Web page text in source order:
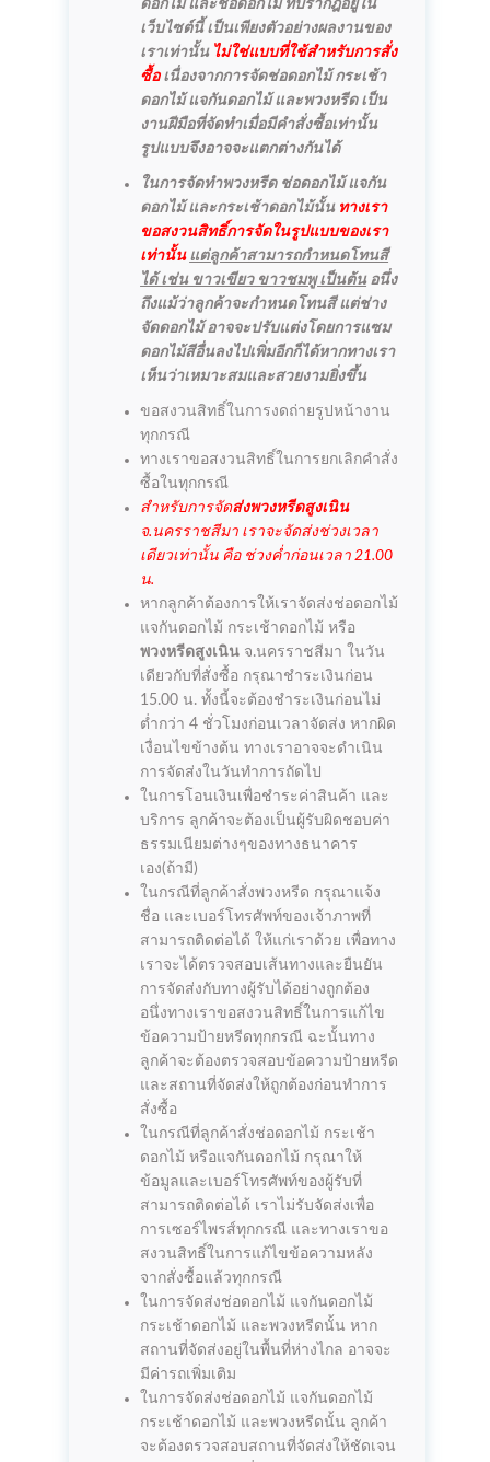
ดอกไม้ และช่อดอกไม้ ที่ปรากฎอยู่ใน
เว็บไซต์นี้ เป็นเพียงตัวอย่างผลงานของ
เราเท่านั้น ไม่ใช่แบบที่ใช้สำหรับการสั่ง
ซื้อเนื่องจากการจัดช่อดอกไม้ กระเช้า
ดอกไม้ แจกันดอกไม้ และพวงหรีด เป็น
งานฝีมือที่จัดทำเมื่อมีคำสั่งซื้อเท่านั้น
รูปแบบจึงอาจจะแตกต่างกันได้
ในการจัดทำพวงหรีด ช่อดอกไม้ แจกัน
ดอกไม้ และกระเช้าดอกไม้นั้น ทางเรา
ขอสงวนสิทธิ์การจัดในรูปแบบของเรา
เท่านั้น แต่ลูกค้าสามารถกำหนดโทนสี
ได้ เช่น ขาวเขียว ขาวชมพู เป็นต้นอนึ่ง
ถึงแม้ว่าลูกค้าจะกำหนดโทนสี แต่ช่าง
จัดดอกไม้ อาจจะปรับแต่งโดยการแซม
ดอกไม้สีอื่นลงไปเพิ่มอีกก็ได้หากทางเรา
เห็นว่าเหมาะสมและสวยงามยิ่งขึ้น
ขอสงวนสิทธิ์ในการงดถ่ายรูปหน้างาน
ทุกกรณี
ทางเราขอสงวนสิทธิ์ในการยกเลิกคำสั่ง
ซื้อในทุกกรณี
สำหรับการจัดส่งพวงหรีดสูงเนิน
จ.นครราชสีมา เราจะจัดส่งช่วงเวลา
เดียวเท่านั้น คือ ช่วงค่ำก่อนเวลา 21.00
น.
หากลูกค้าต้องการให้เราจัดส่งช่อดอกไม้
แจกันดอกไม้ กระเช้าดอกไม้ หรือ
พวงหรีดสูงเนิน จ.นครราชสีมา ในวัน
เดียวกับที่สั่งซื้อ กรุณาชำระเงินก่อน
15.00 น. ทั้งนี้จะต้องชำระเงินก่อนไม่
ต่ำกว่า 4 ชั่วโมงก่อนเวลาจัดส่ง หากผิด
เงื่อนไขข้างต้น ทางเราอาจจะดำเนิน
การจัดส่งในวันทำการถัดไป
ในการโอนเงินเพื่อชำระค่าสินค้า และ
บริการ ลูกค้าจะต้องเป็นผู้รับผิดชอบค่า
ธรรมเนียมต่างๆของทางธนาคาร
เอง(ถ้ามี)
ในกรณีที่ลูกค้าสั่งพวงหรีด กรุณาแจ้ง
ชื่อ และเบอร์โทรศัพท์ของเจ้าภาพที่
สามารถติดต่อได้ ให้แก่เราด้วย เพื่อทาง
เราจะได้ตรวจสอบเส้นทางและยืนยัน
การจัดส่งกับทางผู้รับได้อย่างถูกต้อง
อนึ่งทางเราขอสงวนสิทธิ์ในการแก้ไข
ข้อความป้ายหรีดทุกกรณี ฉะนั้นทาง
ลูกค้าจะต้องตรวจสอบข้อความป้ายหรีด
และสถานที่จัดส่งให้ถูกต้องก่อนทำการ
สั่งซื้อ
ในกรณีที่ลูกค้าสั่งช่อดอกไม้ กระเช้า
ดอกไม้ หรือแจกันดอกไม้ กรุณาให้
ข้อมูลและเบอร์โทรศัพท์ของผู้รับที่
สามารถติดต่อได้ เราไม่รับจัดส่งเพื่อ
การเซอร์ไพรส์ทุกกรณี และทางเราขอ
สงวนสิทธิ์ในการแก้ไขข้อความหลัง
จากสั่งซื้อแล้วทุกกรณี
ในการจัดส่งช่อดอกไม้ แจกันดอกไม้
กระเช้าดอกไม้ และพวงหรีดนั้น หาก
สถานที่จัดส่งอยู่ในพื้นที่ห่างไกล อาจจะ
มีค่ารถเพิ่มเติม
ในการจัดส่งช่อดอกไม้ แจกันดอกไม้
กระเช้าดอกไม้ และพวงหรีดนั้น ลูกค้า
จะต้องตรวจสอบสถานที่จัดส่งให้ชัดเจน